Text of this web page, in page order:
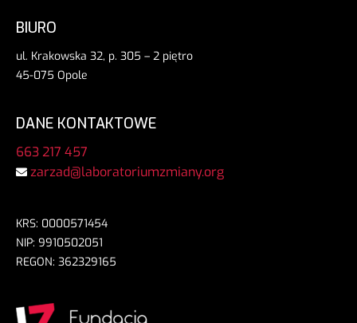
BIURO
ul. Krakowska 32, p. 305 – 2 piętro
45-075 Opole
DANE KONTAKTOWE
663 217 457
zarzad@laboratoriumzmiany.org
KRS: 0000571454
NIP: 9910502051
REGON: 362329165